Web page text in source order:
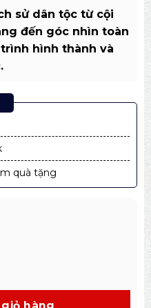
sử dân tộc từ cội
đến góc nhìn toàn
hình thành và
quà tặng